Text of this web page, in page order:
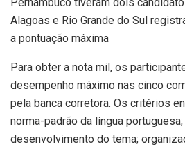
Alagoas e Rio Grande do Sul
a pontuação máxima
Para obter a nota mil, os
desempenho máximo nas cinco
pela banca corretora. Os critérios
norma-padrão da língua
desenvolvimento do tema;